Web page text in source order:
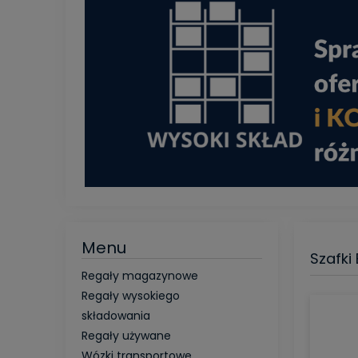
Menu
Regały magazynowe
Regały wysokiego
składowania
Regały używane
Szafki